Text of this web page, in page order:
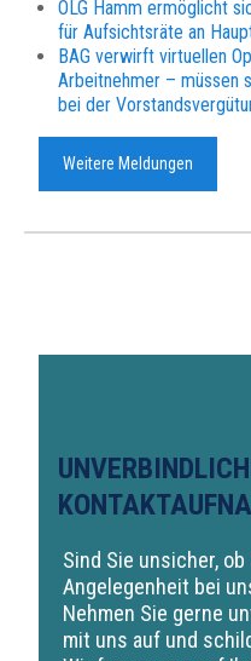
OLG Hamm ermöglicht
für Aufsichtsräte an
BAG verwirft virtuellen
Arbeitnehmer – müssen
bei der
Weitere Meldungen
Sind Sie unsicher,
Angelegenheit bei
Nehmen Sie gerne
mit uns auf und